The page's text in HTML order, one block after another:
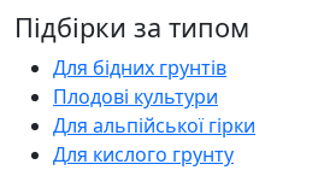
Підбірки за типом
Для бідних грунтів
Плодові культури
Для альпійської гірки
Для кислого грунту